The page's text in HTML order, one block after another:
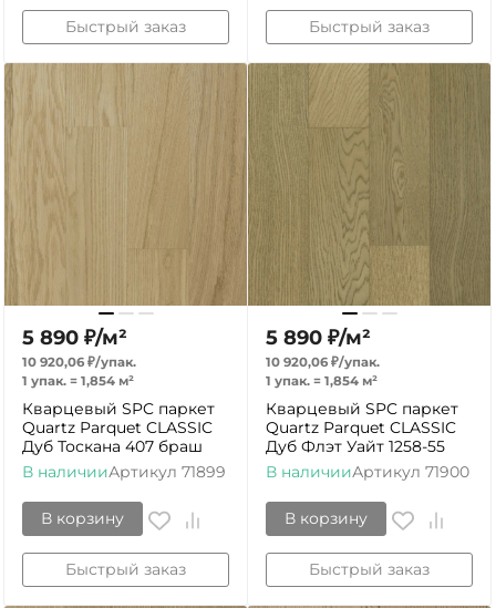
Быстрый заказ Быстрый заказ
5 890 ₽/м²
10 920,06 ₽/упак.
1 упак. = 1,854 м²
Кварцевый SPC паркет
Quartz Parquet CLASSIC
Дуб Тоскана 407 браш
В наличииАртикул 71899
В корзину
Быстрый заказ
5 890 ₽/м²
10 920,06 ₽/упак.
1 упак. = 1,854 м²
Кварцевый SPC паркет
Quartz Parquet CLASSIC
Дуб Флэт Уайт 1258-55
В наличииАртикул 71900
В корзину
Быстрый заказ